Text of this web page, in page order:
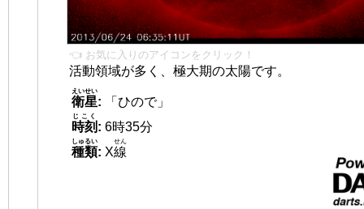
👈 お気に入りのアイコンをクリック！
活動領域が多く、極大期の太陽です。
衛星
えいせい
:
「ひので」
時刻
じこく
: 6時35分
種類
しゅるい
: X線
せん